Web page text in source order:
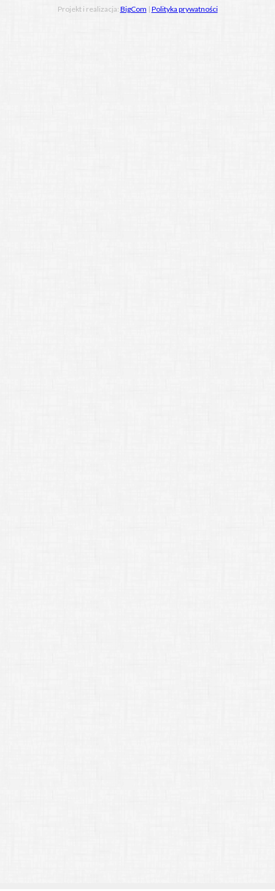
Projekt i realizacja: BigCom | Polityka prywatności